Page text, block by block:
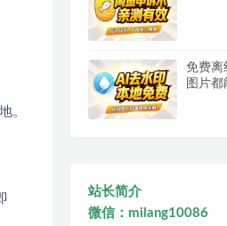
。
免费离
图片都
站长简介
微信：milang10086